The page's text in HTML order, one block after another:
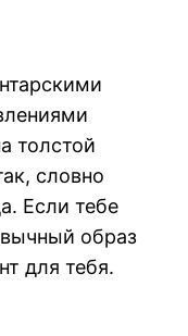
толстой
словно
Если тебе
образ
для тебя.